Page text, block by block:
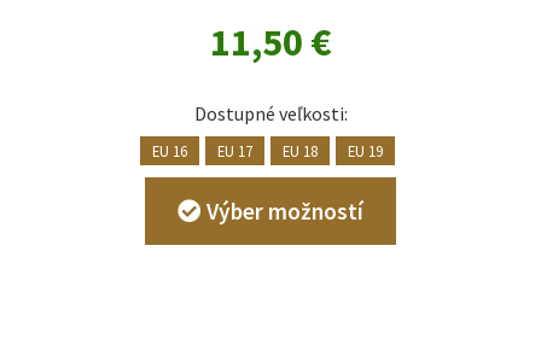
11,50 €
Dostupné veľkosti:
EU 16 EU 17 EU 18 EU 19
Výber možností
má